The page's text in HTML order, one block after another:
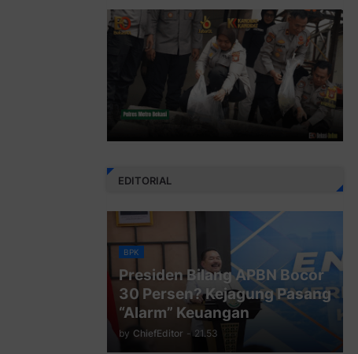
EDITORIAL
BPK
Presiden Bilang APBN Bocor
30 Persen? Kejagung Pasang
“Alarm” Keuangan
by ChiefEditor - 21.53